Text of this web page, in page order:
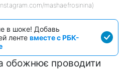
mashaefrosinina)
в шоке! Добавь
ленте вместе с РБК-
обожнює проводити